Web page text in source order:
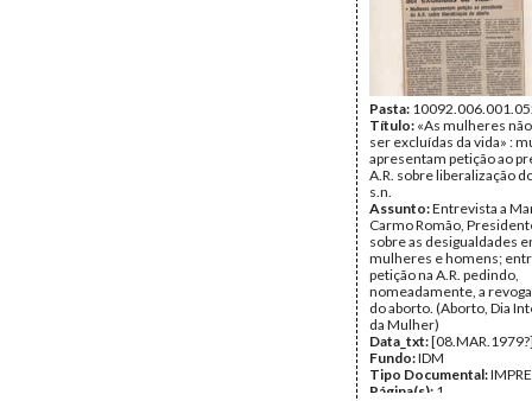
Pasta:
Título: «As mulheres
ser excluídas da vida» :
apresentam petição ao
A.R. sobre liberalização
s.n.
Assunto:Entrevista a
Carmo Romão,
sobre as desigualdades
mulheres e homens;
petição na A.R. pedindo,
nomeadamente, a
do aborto. (Aborto, Dia
da Mulher)
Data_txt:
Fundo:IDM
Tipo Documental:
Página(s): 1